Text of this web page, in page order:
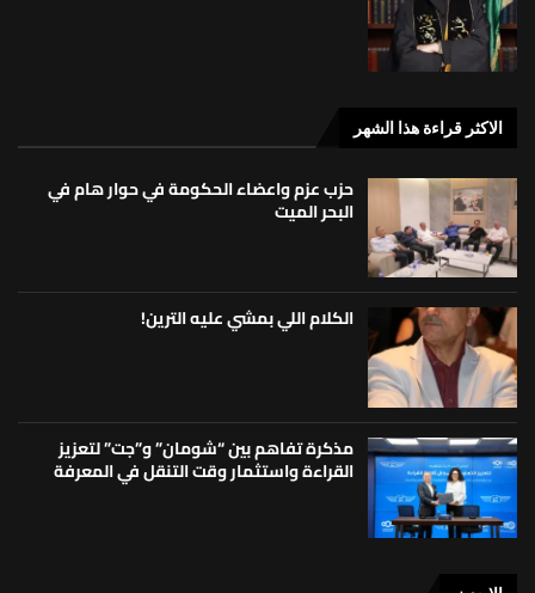
الاكثر قراءة هذا الشهر
حزب عزم واعضاء الحكومة في حوار هام في
البحر الميت
الكلام اللي بمشي عليه الترين!
مذكرة تفاهم بين “شومان” و”جت” لتعزيز
القراءة واستثمار وقت التنقل في المعرفة